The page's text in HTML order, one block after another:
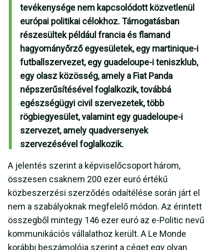
tevékenysége nem kapcsolódott közvetlenül
európai politikai célokhoz. Támogatásban
részesültek például francia és flamand
hagyományőrző egyesületek, egy martinique-i
futballszervezet, egy guadeloupe-i teniszklub,
egy olasz közösség, amely a Fiat Panda
népszerűsítésével foglalkozik, továbbá
egészségügyi civil szervezetek, több
rögbiegyesület, valamint egy guadeloupe-i
szervezet, amely quadversenyek
szervezésével foglalkozik.
A jelentés szerint a képviselőcsoport három,
összesen csaknem 200 ezer euró értékű
közbeszerzési szerződés odaítélése során járt el
nem a szabályoknak megfelelő módon. Az érintett
összegből mintegy 146 ezer euró az e-Politic nevű
kommunikációs vállalathoz került. A Le Monde
korábbi beszámolója szerint a céget egy olyan